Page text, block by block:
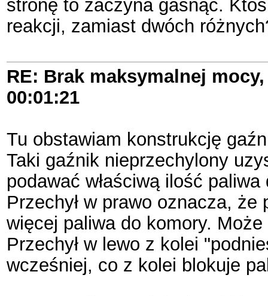
stronę to zaczyna gasnąć.
reakcji, zamiast dwóch
RE: Brak maksymalnej
00:01:21
Tu obstawiam konstrukcję
Taki gaźnik nieprzechylony
podawać właściwą ilość
Przechył w prawo oznacza,
więcej paliwa do komory.
Przechył w lewo z kolei
wcześniej, co z kolei blokuje